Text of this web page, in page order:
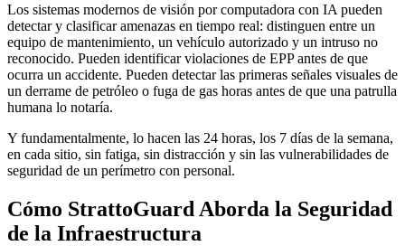
Los sistemas modernos de visión por computadora con IA pueden
detectar y clasificar amenazas en tiempo real: distinguen entre un
equipo de mantenimiento, un vehículo autorizado y un intruso no
reconocido. Pueden identificar violaciones de EPP antes de que
ocurra un accidente. Pueden detectar las primeras señales visuales de
un derrame de petróleo o fuga de gas horas antes de que una patrulla
humana lo notaría.
Y fundamentalmente, lo hacen las 24 horas, los 7 días de la semana,
en cada sitio, sin fatiga, sin distracción y sin las vulnerabilidades de
seguridad de un perímetro con personal.
Cómo StrattoGuard Aborda la Seguridad
de la Infraestructura